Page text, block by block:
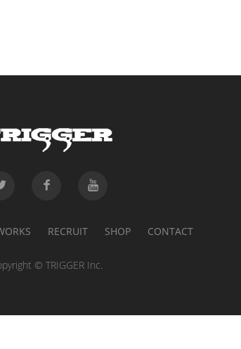
RECRUIT SHOP CONTACT
© TRIGGER Inc.